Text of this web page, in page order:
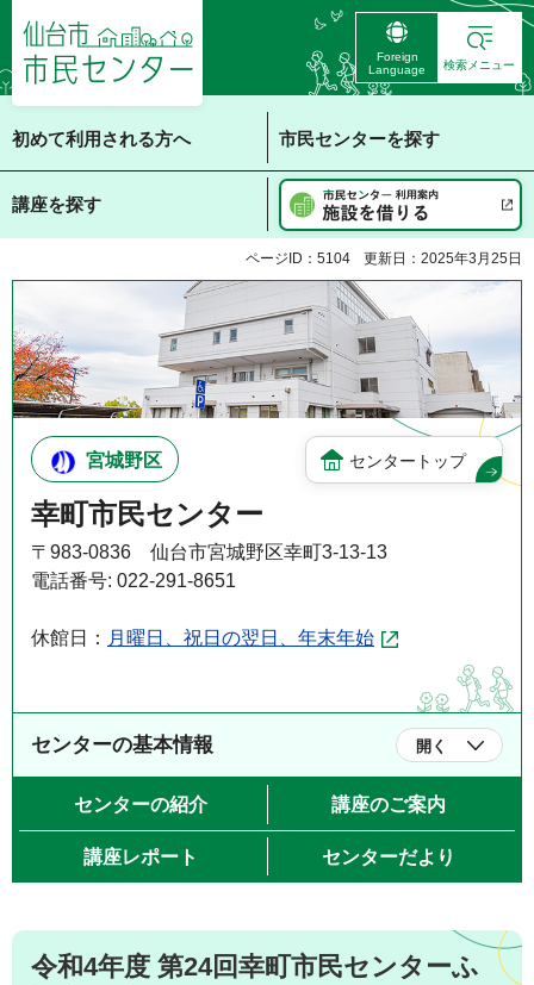
仙台市 市民センタ
ー
Foreign
Language
検索メニュー
初めて利用される方へ 市民センターを探す
講座を探す
ページID：5104 更新日：2025年3月25日
宮城野区 センタートップ
幸町市民センター
〒983-0836 仙台市宮城野区幸町3-13-13
電話番号: 022-291-8651
休館日： 月曜日、祝日の翌日、年末年始
センターの基本情報 開く
センターの紹介 講座のご案内
講座レポート センターだより
令和4年度 第24回幸町市民センターふ